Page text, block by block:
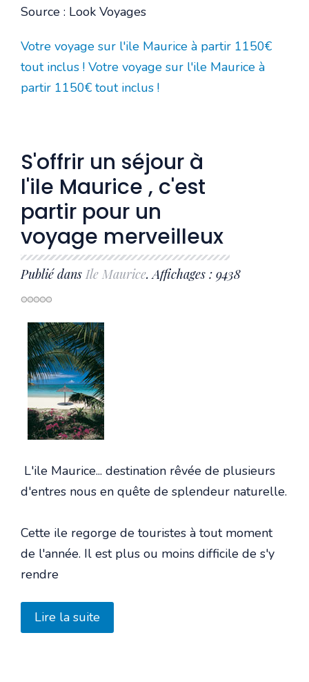
Source : Look Voyages
Votre voyage sur l'ile Maurice à partir 1150€
tout inclus ! Votre voyage sur l'ile Maurice à
partir 1150€ tout inclus !
S'offrir un séjour à
l'ile Maurice , c'est
partir pour un
voyage merveilleux
Publié dans Ile Maurice. Affichages : 9438
L'ile Maurice... destination rêvée de plusieurs
d'entres nous en quête de splendeur naturelle.
Cette ile regorge de touristes à tout moment
de l'année. Il est plus ou moins difficile de s'y
rendre
Lire la suite